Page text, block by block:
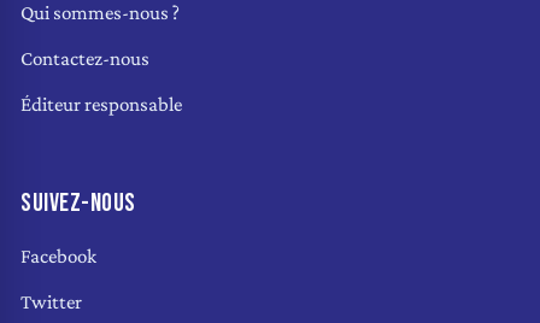
Qui sommes-nous ?
Contactez-nous
Éditeur responsable
SUIVEZ-NOUS
Facebook
Twitter